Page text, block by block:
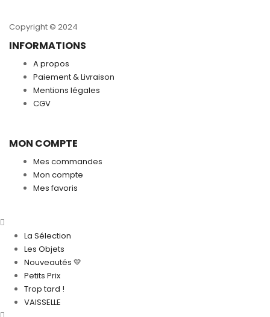
Copyright © 2024
INFORMATIONS
A propos
Paiement & Livraison
Mentions légales
CGV
MON COMPTE
Mes commandes
Mon compte
Mes favoris
La Sélection
Les Objets
Nouveautés 💛
Petits Prix
Trop tard !
VAISSELLE